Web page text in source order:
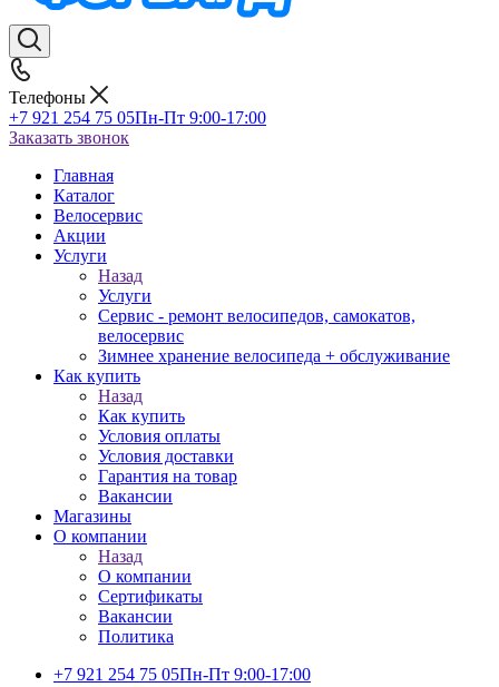
Телефоны
+7 921 254 75 05Пн-Пт 9:00-17:00
Заказать звонок
Главная
Каталог
Велосервис
Акции
Услуги
Назад
Услуги
Сервис - ремонт велосипедов, самокатов,
велосервис
Зимнее хранение велосипеда + обслуживание
Как купить
Назад
Как купить
Условия оплаты
Условия доставки
Гарантия на товар
Вакансии
Магазины
О компании
Назад
О компании
Сертификаты
Вакансии
Политика
+7 921 254 75 05Пн-Пт 9:00-17:00